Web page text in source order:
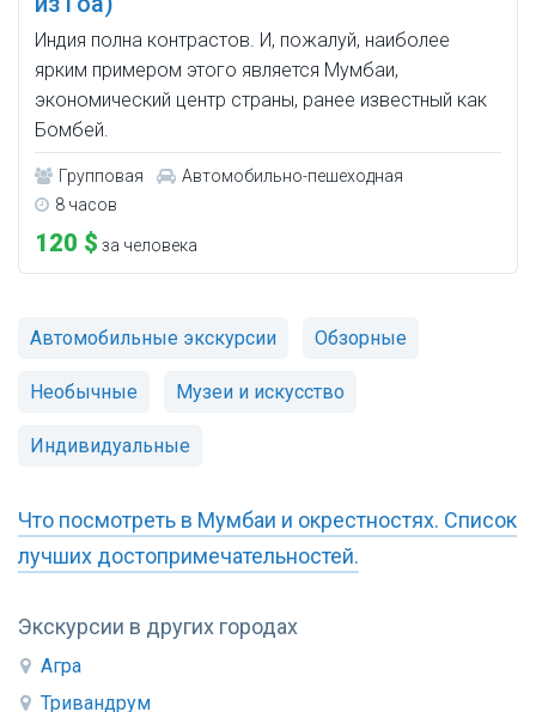
Экскурсии в других городах
Агра
Тривандрум
Индия полна контрастов. И, пожалуй, наиболее
ярким примером этого является Мумбаи,
экономический центр страны, ранее известный как
Бомбей.
Групповая
Автомобильно-пешеходная
8 часов
120 $ за человека
Автомобильные экскурсии Обзорные
Необычные Музеи и искусство
Индивидуальные
Что посмотреть в Мумбаи и окрестностях. Список
лучших достопримечательностей.